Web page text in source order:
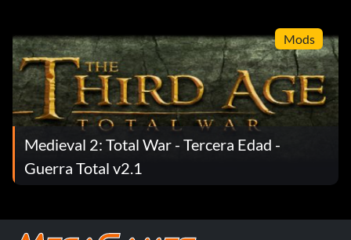
Mods
Medieval 2: Total War - Tercera Edad -
Guerra Total v2.1